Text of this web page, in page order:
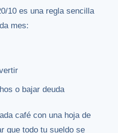
10 es una regla sencilla
mes:
o bajar deuda
café con una hoja de
que todo tu sueldo se